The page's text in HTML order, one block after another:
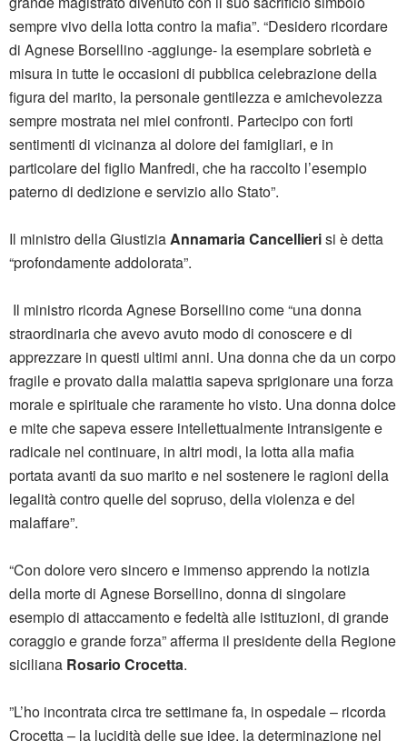
sempre vivo della lotta contro la mafia”. “Desidero ricordare
di Agnese Borsellino -aggiunge- la esemplare sobrietà e
misura in tutte le occasioni di pubblica celebrazione della
figura del marito, la personale gentilezza e amichevolezza
sempre mostrata nei miei confronti. Partecipo con forti
sentimenti di vicinanza al dolore dei famigliari, e in
particolare del figlio Manfredi, che ha raccolto l’esempio
paterno di dedizione e servizio allo Stato”.
Il ministro della GiustiziaAnnamaria Cancellierisi è detta
“profondamente addolorata”.
Il ministro ricorda Agnese Borsellino come “una donna
straordinaria che avevo avuto modo di conoscere e di
apprezzare in questi ultimi anni. Una donna che da un corpo
fragile e provato dalla malattia sapeva sprigionare una forza
morale e spirituale che raramente ho visto. Una donna dolce
e mite che sapeva essere intellettualmente intransigente e
radicale nel continuare, in altri modi, la lotta alla mafia
portata avanti da suo marito e nel sostenere le ragioni della
legalità contro quelle del sopruso, della violenza e del
malaffare”.
“Con dolore vero sincero e immenso apprendo la notizia
della morte di Agnese Borsellino, donna di singolare
esempio di attaccamento e fedeltà alle istituzioni, di grande
coraggio e grande forza” afferma il presidente della Regione
siciliana Rosario Crocetta.
”L’ho incontrata circa tre settimane fa, in ospedale – ricorda
Crocetta – la lucidità delle sue idee, la determinazione nel